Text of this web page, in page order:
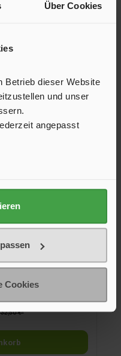
Über Cookies
Betrieb dieser Website
und unser
angepasst
Cookies
€*